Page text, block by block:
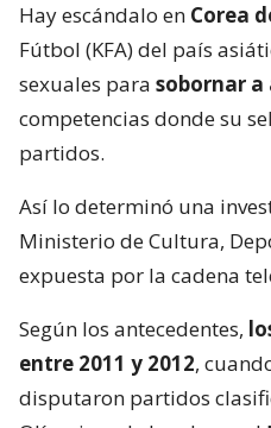
Hay escándalo en Corea
Fútbol (KFA) del país
sexuales para sobornar
competencias donde su
partidos.
Así lo determinó una
Ministerio de Cultura,
expuesta por la cadena
Según los antecedentes,
entre 2011 y 2012,
disputaron partidos